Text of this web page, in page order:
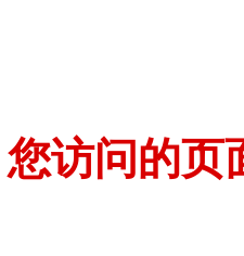
您访问的页